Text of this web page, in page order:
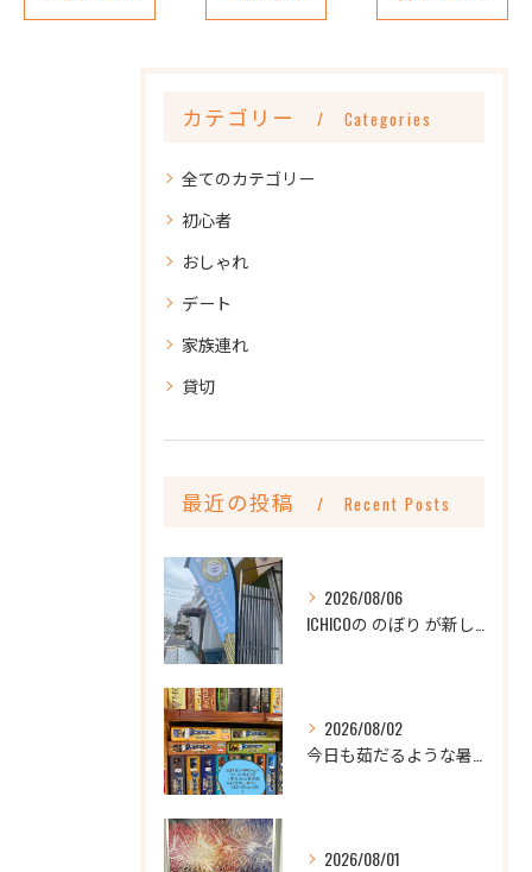
カテゴリー Categories
全てのカテゴリー
初心者
おしゃれ
デート
家族連れ
貸切
最近の投稿 Recent Posts
2026/08/06
2026/08/02
2026/08/01